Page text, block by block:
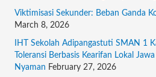
o
r
Viktimisasi Sekunder: Beban Ganda
March 8, 2026
IHT Sekolah Adipangastuti SMAN 1
Toleransi Berbasis Kearifan Lokal
Nyaman February 27, 2026